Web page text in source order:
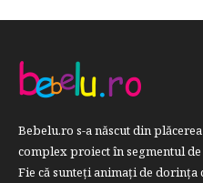
Bebelu.ro s-a născut din
complex proiect în segmentul
Fie că sunteţi animaţi de dorinţa